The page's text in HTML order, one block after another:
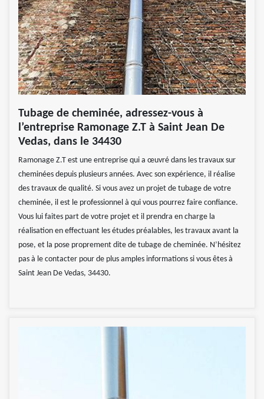
Tubage de cheminée, adressez-vous à
l’entreprise Ramonage Z.T à Saint Jean De
Vedas, dans le 34430
Ramonage Z.T est une entreprise qui a œuvré dans les travaux sur
cheminées depuis plusieurs années. Avec son expérience, il réalise
des travaux de qualité. Si vous avez un projet de tubage de votre
cheminée, il est le professionnel à qui vous pourrez faire confiance.
Vous lui faites part de votre projet et il prendra en charge la
réalisation en effectuant les études préalables, les travaux avant la
pose, et la pose proprement dite de tubage de cheminée. N’hésitez
pas à le contacter pour de plus amples informations si vous êtes à
Saint Jean De Vedas, 34430.